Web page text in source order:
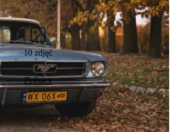
10 zdjęć
Zobacz